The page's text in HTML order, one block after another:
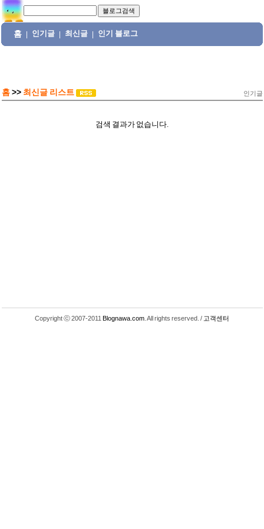
홈 인기글 최신글 인기 블로그
홈 >> 최신글 리스트 인기글
검색 결과가 없습니다.
Copyright ⓒ 2007-2011 Blognawa.com . All rights reserved. / 고객센터